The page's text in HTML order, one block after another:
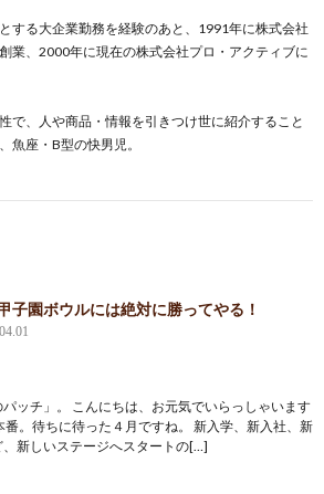
する大企業勤務を経験のあと、1991年に株式会社
業、2000年に現在の株式会社プロ・アクティブに
で、人や商品・情報を引きつけ世に紹介すること
魚座・B型の快男児。
子園ボウルには絶対に勝ってやる！
パッチ」。 こんにちは、お元気でいらっしゃいます
番。待ちに待った４月ですね。 新入学、新入社、新
、新しいステージへスタートの[…]